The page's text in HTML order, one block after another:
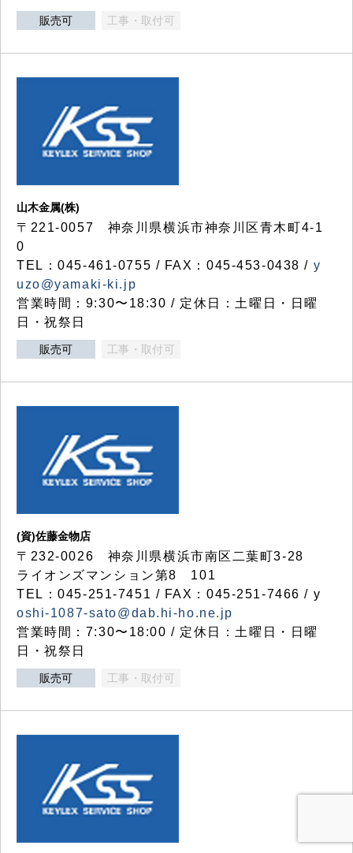
販売可 工事・取付可
山木金属(株)
〒221-0057 神奈川県横浜市神奈川区青木町4-1
0
TEL：045-461-0755 / FAX：045-453-0438 / y
uzo@yamaki-ki.jp
営業時間：9:30〜18:30 / 定休日：土曜日・日曜
日・祝祭日
販売可 工事・取付可
(資)佐藤金物店
〒232-0026 神奈川県横浜市南区二葉町3-28
ライオンズマンション第8 101
TEL：045-251-7451 / FAX：045-251-7466 / y
oshi-1087-sato@dab.hi-ho.ne.jp
営業時間：7:30〜18:00 / 定休日：土曜日・日曜
日・祝祭日
販売可 工事・取付可